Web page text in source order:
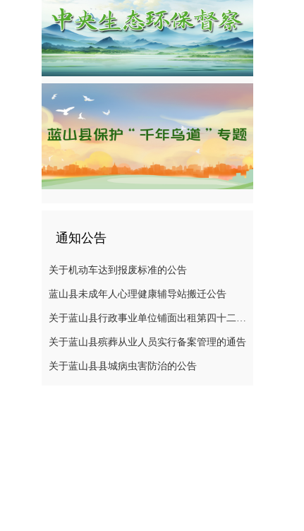
通知公告
关于机动车达到报废标准的公告
蓝山县未成年人心理健康辅导站搬迁公告
关于蓝山县行政事业单位铺面出租第四十二次公开招标中标结果的公示
关于蓝山县殡葬从业人员实行备案管理的通告
关于蓝山县县城病虫害防治的公告